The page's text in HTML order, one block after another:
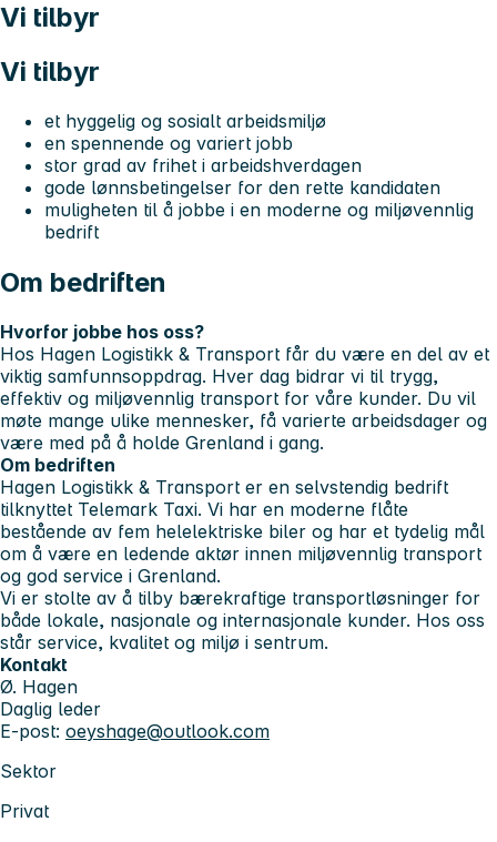
Vi tilbyr
Vi tilbyr
et hyggelig og sosialt arbeidsmiljø
en spennende og variert jobb
stor grad av frihet i arbeidshverdagen
gode lønnsbetingelser for den rette kandidaten
muligheten til å jobbe i en moderne og miljøvennlig
bedrift
Om bedriften
Hvorfor jobbe hos oss?
Hos Hagen Logistikk & Transport får du være en del av et
viktig samfunnsoppdrag. Hver dag bidrar vi til trygg,
effektiv og miljøvennlig transport for våre kunder. Du vil
møte mange ulike mennesker, få varierte arbeidsdager og
være med på å holde Grenland i gang.
Om bedriften
Hagen Logistikk & Transport er en selvstendig bedrift
tilknyttet Telemark Taxi. Vi har en moderne flåte
bestående av fem helelektriske biler og har et tydelig mål
om å være en ledende aktør innen miljøvennlig transport
og god service i Grenland.
Vi er stolte av å tilby bærekraftige transportløsninger for
både lokale, nasjonale og internasjonale kunder. Hos oss
står service, kvalitet og miljø i sentrum.
Kontakt
Ø. Hagen
Daglig leder
E-post: oeyshage@outlook.com
Sektor
Privat